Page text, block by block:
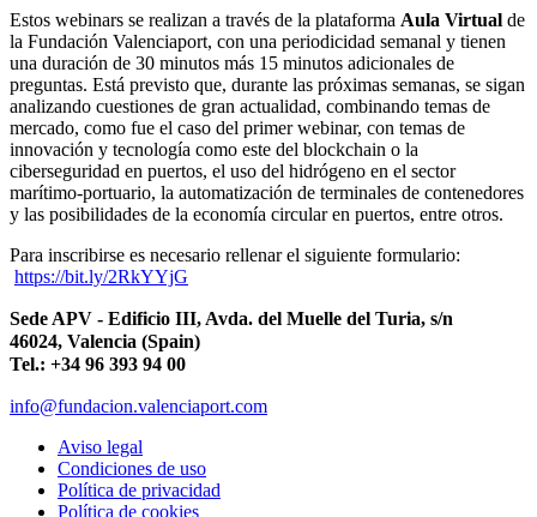
Estos webinars se realizan a través de la plataforma Aula Virtual de
la Fundación Valenciaport, con una periodicidad semanal y tienen
una duración de 30 minutos más 15 minutos adicionales de
preguntas. Está previsto que, durante las próximas semanas, se sigan
analizando cuestiones de gran actualidad, combinando temas de
mercado, como fue el caso del primer webinar, con temas de
innovación y tecnología como este del blockchain o la
ciberseguridad en puertos, el uso del hidrógeno en el sector
marítimo-portuario, la automatización de terminales de contenedores
y las posibilidades de la economía circular en puertos, entre otros.
Para inscribirse es necesario rellenar el siguiente formulario:
https://bit.ly/2RkYYjG
Sede APV - Edificio III, Avda. del Muelle del Turia, s/n
46024, Valencia (Spain)
Tel.: +34 96 393 94 00
info@fundacion.valenciaport.com
Aviso legal
Condiciones de uso
Política de privacidad
Política de cookies